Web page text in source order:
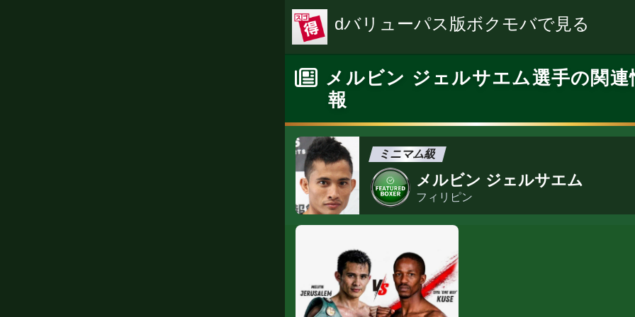
dバリューパス版ボクモバで見る
メルビン ジェルサエム選手の関連
報
ミニマム級
メルビン ジェルサエム
フィリピン